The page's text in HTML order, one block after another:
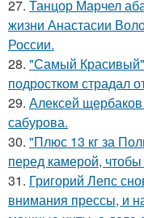
27. Танцор Марчел
жизни Анастасии
России.
28. "Самый
подростком страдал
29. Алексей
сабурова.
30. "Плюс 13 кг за
перед камерой,
31. Григорий Лепс
внимания прессы, и